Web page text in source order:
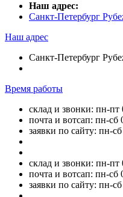
Наш адрес:
Санкт-Петербург
Наш адрес
Санкт-Петербург
Время работы
склад и звонки: пн-пт
почта и вотсап: пн-сб
заявки по сайту: пн-
склад и звонки: пн-пт
почта и вотсап: пн-сб
заявки по сайту: пн-